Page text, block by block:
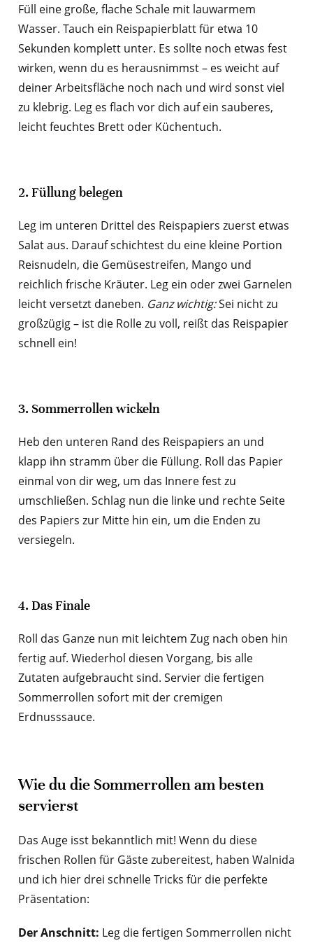
Füll eine große, flache Schale mit lauwarmem
Wasser. Tauch ein Reispapierblatt für etwa 10
Sekunden komplett unter. Es sollte noch etwas fest
wirken, wenn du es herausnimmst – es weicht auf
deiner Arbeitsfläche noch nach und wird sonst viel
zu klebrig. Leg es flach vor dich auf ein sauberes,
leicht feuchtes Brett oder Küchentuch.
2. Füllung belegen
Leg im unteren Drittel des Reispapiers zuerst etwas
Salat aus. Darauf schichtest du eine kleine Portion
Reisnudeln, die Gemüsestreifen, Mango und
reichlich frische Kräuter. Leg ein oder zwei Garnelen
leicht versetzt daneben. Ganz wichtig:Sei nicht zu
großzügig – ist die Rolle zu voll, reißt das Reispapier
schnell ein!
3. Sommerrollen wickeln
Heb den unteren Rand des Reispapiers an und
klapp ihn stramm über die Füllung. Roll das Papier
einmal von dir weg, um das Innere fest zu
umschließen. Schlag nun die linke und rechte Seite
des Papiers zur Mitte hin ein, um die Enden zu
versiegeln.
4. Das Finale
Roll das Ganze nun mit leichtem Zug nach oben hin
fertig auf. Wiederhol diesen Vorgang, bis alle
Zutaten aufgebraucht sind. Servier die fertigen
Sommerrollen sofort mit der cremigen
Erdnusssauce.
Wie du die Sommerrollen am besten
servierst
Das Auge isst bekanntlich mit! Wenn du diese
frischen Rollen für Gäste zubereitest, haben Walnida
und ich hier drei schnelle Tricks für die perfekte
Präsentation:
Der Anschnitt: Leg die fertigen Sommerrollen nicht